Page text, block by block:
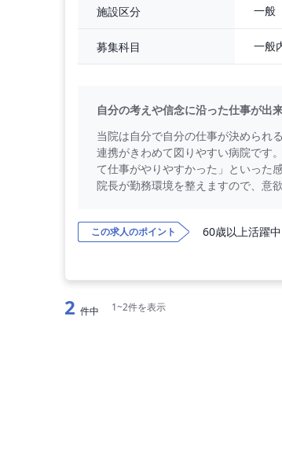
施設区分 一般
募集科目 一般
自分の考えや信念に沿った仕事が出
当院は自分で自分の仕事が決められ
連携がきわめて図りやすい病院です
て仕事がやりやすかった」といった
院長が勤務環境を整えますので、意
この求人のポイント 60歳以上活躍中
2 件中 1~2件を表示